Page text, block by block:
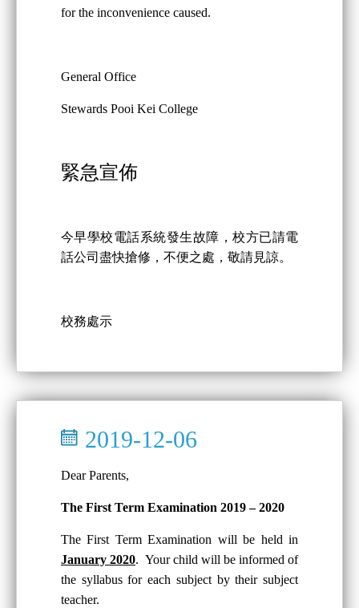
for the inconvenience caused.
General Office
Stewards Pooi Kei College
緊急宣佈
今早學校電話系統發生故障，校方已請電
話公司盡快搶修，不便之處，敬請見諒。
校務處示
2019-12-06
Dear Parents,
The First Term Examination 2019 – 2020
The First Term Examination will be held in
January 2020. Your child will be informed of
the syllabus for each subject by their subject
teacher.